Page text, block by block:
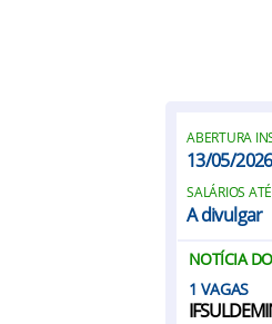
ABERTURA
13/05/2026
SALÁRIOS ATÉ
A divulgar
NOTÍCIA
1